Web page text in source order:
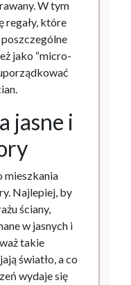
W tym
regały, które
jako “micro-
i
mieszkania
Najlepiej, by
ściany,
w jasnych i
takie
światło, a co
wydaje się